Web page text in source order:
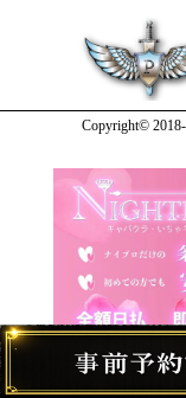
Copyright©